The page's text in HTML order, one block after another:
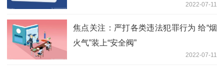
2022-07-11
焦点关注：严打各类违法犯罪行为 给“烟
火气”装上“安全阀”
2022-07-11